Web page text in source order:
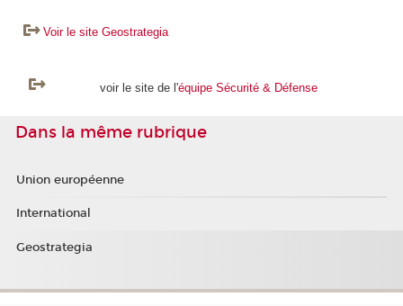
Voir le site Geostrategia
voir le site de l'équipe Sécurité & Défense
Dans la même rubrique
Union européenne
International
Geostrategia